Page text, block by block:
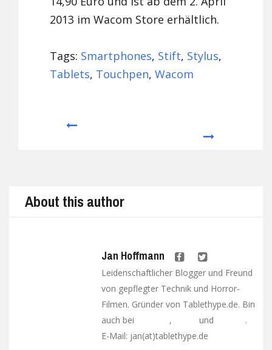
2013 im Wacom Store erhältlich.
Tags: Smartphones, Stift, Stylus,
Tablets, Touchpen,Wacom
About this author
Jan Hoffmann
Leidenschaftlicher Blogger und Freund
von gepflegter Technik und Horror-
Filmen. Gründer von Tablethype.de. Bin
auch bei
, und
.
E-Mail: jan(at)tablethype.de